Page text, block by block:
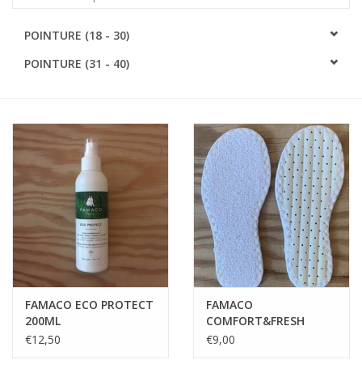
SOFTSOLES
Cartes-cadeaux
MESUREZ LES PIEDS!
#MYCLIENTSARETHECUTEST
POINTURE (18 - 30)
POINTURE (31 - 40)
FAMACO ECO PROTECT
200ML
€12,50
FAMACO
COMFORT&FRESH
INLEGZOLEN
€9,00